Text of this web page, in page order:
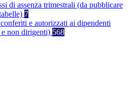
di assenza trimestrali (da pubblicare
7
e autorizzati ai dipendenti
non dirigenti) 568